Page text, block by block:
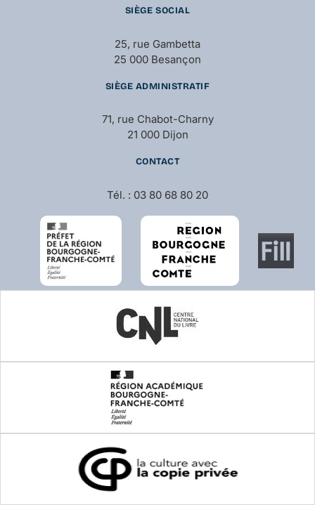
SIÈGE SOCIAL
25, rue Gambetta
25 000 Besançon
SIÈGE ADMINISTRATIF
71, rue Chabot-Charny
21 000 Dijon
CONTACT
Tél. : 03 80 68 80 20